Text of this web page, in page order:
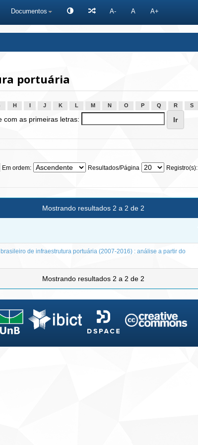
Documentos A- A A+
portuária
H J K L M N O P Q R S
com as primeiras letras:
Em ordem: Resultados/Página Registro(s):
Mostrando resultados 2 a 2 de 2
de infraestrutura portuária (2007-2016) : análise a partir do
Mostrando resultados 2 a 2 de 2